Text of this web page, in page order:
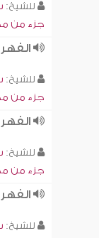
للشيخ:
جزء من
للشيخ:
جزء من
للشيخ:
جزء من
للشيخ: